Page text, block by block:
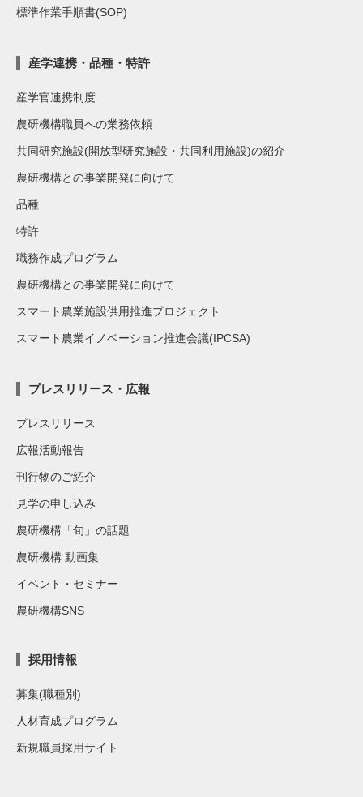
標準作業手順書(SOP)
産学連携・品種・特許
産学官連携制度
農研機構職員への業務依頼
共同研究施設(開放型研究施設・共同利用施設)の紹介
農研機構との事業開発に向けて
品種
特許
職務作成プログラム
農研機構との事業開発に向けて
スマート農業施設供用推進プロジェクト
スマート農業イノベーション推進会議(IPCSA)
プレスリリース・広報
プレスリリース
広報活動報告
刊行物のご紹介
見学の申し込み
農研機構「旬」の話題
農研機構 動画集
イベント・セミナー
農研機構SNS
採用情報
募集(職種別)
人材育成プログラム
新規職員採用サイト